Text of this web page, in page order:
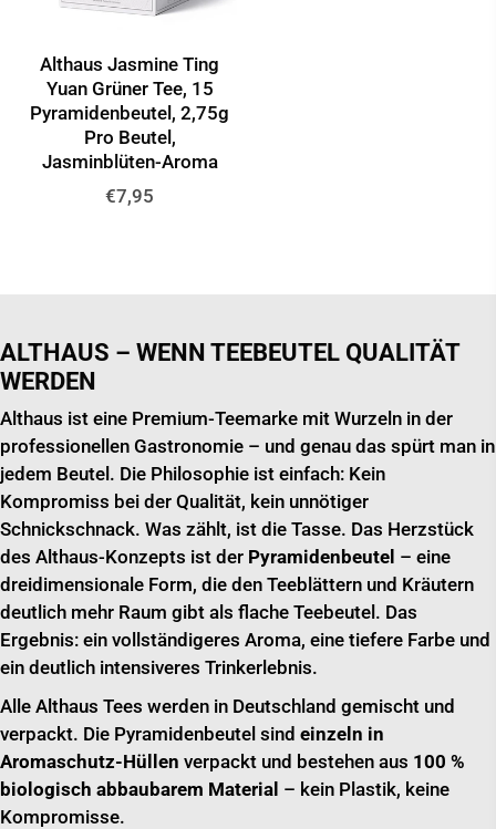
Althaus Jasmine Ting
Yuan Grüner Tee, 15
Pyramidenbeutel, 2,75g
Pro Beutel,
Jasminblüten-Aroma
Normaler
€7,95
ALTHAUS – WENN TEEBEUTEL QUALITÄT
WERDEN
Althaus ist eine Premium-Teemarke mit Wurzeln in der
professionellen Gastronomie – und genau das spürt man in
jedem Beutel. Die Philosophie ist einfach: Kein
Kompromiss bei der Qualität, kein unnötiger
Schnickschnack. Was zählt, ist die Tasse. Das Herzstück
des Althaus-Konzepts ist der Pyramidenbeutel – eine
dreidimensionale Form, die den Teeblättern und Kräutern
deutlich mehr Raum gibt als flache Teebeutel. Das
Ergebnis: ein vollständigeres Aroma, eine tiefere Farbe und
ein deutlich intensiveres Trinkerlebnis.
Alle Althaus Tees werden in Deutschland gemischt und
verpackt. Die Pyramidenbeutel sind einzeln in
Aromaschutz-Hüllen verpackt und bestehen aus 100 %
biologisch abbaubarem Material – kein Plastik, keine
Kompromisse.